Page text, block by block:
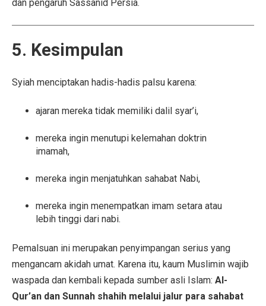
dan pengaruh Sassanid Persia.
5. Kesimpulan
Syiah menciptakan hadis-hadis palsu karena:
ajaran mereka tidak memiliki dalil syar’i,
mereka ingin menutupi kelemahan doktrin
imamah,
mereka ingin menjatuhkan sahabat Nabi,
mereka ingin menempatkan imam setara atau
lebih tinggi dari nabi.
Pemalsuan ini merupakan penyimpangan serius yang
mengancam akidah umat. Karena itu, kaum Muslimin wajib
waspada dan kembali kepada sumber asli Islam: Al-
Qur’an dan Sunnah shahih melalui jalur para sahabat